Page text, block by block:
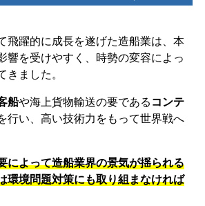
飛躍的に成長を遂げた造船業は、本
響を受けやすく、時勢の変容によっ
きました。
船や海上貨物輸送の要である コンテ
行い、高い技術力をもって世界戦へ
によって造船業界の景気が揺られる
環境問題対策にも取り組まなければ